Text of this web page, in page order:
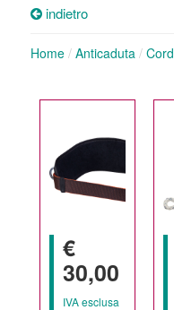
indietro
Home/ Anticaduta /
€
30,00
IVA esclusa